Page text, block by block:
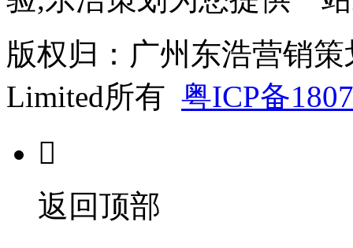
版权归：广州东浩营销策
Limited所有 粤ICP备

返回顶部